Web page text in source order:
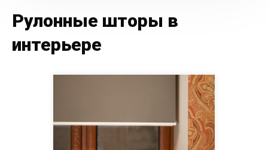
Рулонные шторы в
интерьере